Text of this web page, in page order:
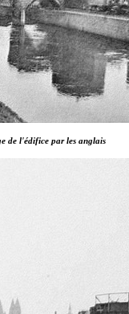
de l'édifice par les anglais